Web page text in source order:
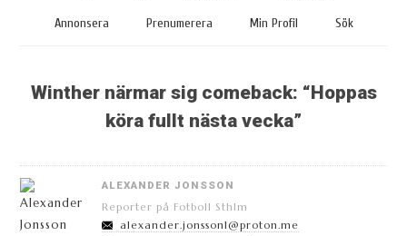
Annonsera Prenumerera Min Profil Sök
Winther närmar sig comeback: “Hoppas
köra fullt nästa vecka”
ALEXANDER JONSSON
Reporter på Fotboll Sthlm
alexander.jonsson1@proton.me